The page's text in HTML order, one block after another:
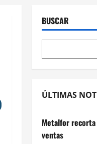
BUSCAR
ÚLTIMAS
Metalfor
ventas